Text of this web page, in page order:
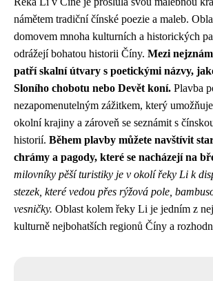
námětem tradiční čínské poezie a maleb.
domovem mnoha kulturních a historických
odrážejí bohatou historii Číny. Mezi
patří skalní útvary s poetickými názvy,
Sloního chobotu nebo Devět koní. Plavba
nezapomenutelným zážitkem, který
okolní krajiny a zároveň se seznámit s
historií. Během plavby můžete navštívit
chrámy a pagody, které se nacházejí na
milovníky pěší turistiky je v okolí řeky Li k
stezek, které vedou přes rýžová pole,
vesničky. Oblast kolem řeky Li je jedním z
kulturně nejbohatších regionů Číny a